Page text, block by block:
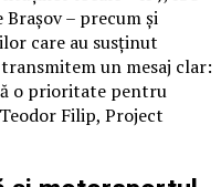
– precum și
care au susținut
un mesaj clar:
o prioritate pentru
Filip, Project